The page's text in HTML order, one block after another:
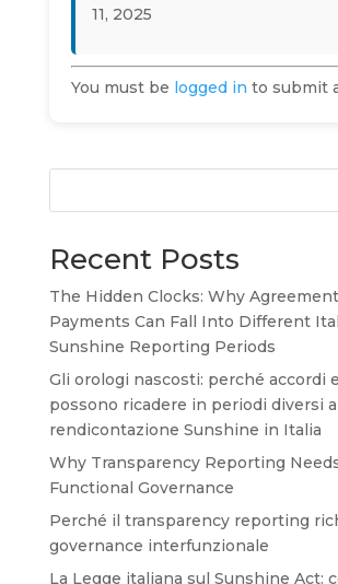
11, 2025
You must be logged in to submit
Recent Posts
The Hidden Clocks: Why
Payments Can Fall Into Different
Sunshine Reporting Periods
Gli orologi nascosti: perché accordi
possono ricadere in periodi diversi
rendicontazione Sunshine in Italia
Why Transparency Reporting
Functional Governance
Perché il transparency reporting
governance interfunzionale
La Legge italiana sul Sunshine Act: